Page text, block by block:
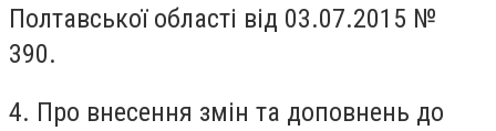
Полтавської області від 03.07.2015 №
390.
4. Про внесення змін та доповнень до